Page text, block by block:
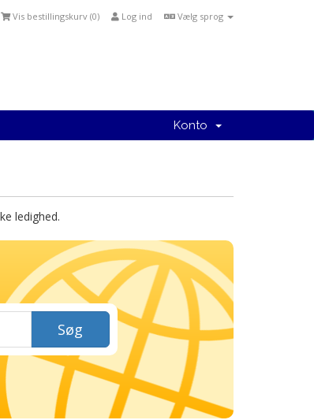
Vælg sprog
Log ind
Vis bestillingskurv (0)
Konto
ledighed.
Søg